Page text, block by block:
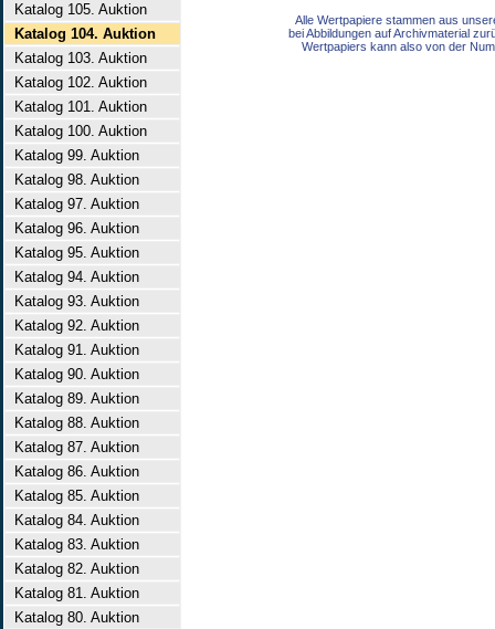
Katalog 105. Auktion
Katalog 104. Auktion
Katalog 103. Auktion
Katalog 102. Auktion
Katalog 101. Auktion
Katalog 100. Auktion
Katalog 99. Auktion
Katalog 98. Auktion
Katalog 97. Auktion
Katalog 96. Auktion
Katalog 95. Auktion
Katalog 94. Auktion
Katalog 93. Auktion
Katalog 92. Auktion
Katalog 91. Auktion
Katalog 90. Auktion
Katalog 89. Auktion
Katalog 88. Auktion
Katalog 87. Auktion
Katalog 86. Auktion
Katalog 85. Auktion
Katalog 84. Auktion
Katalog 83. Auktion
Katalog 82. Auktion
Katalog 81. Auktion
Katalog 80. Auktion
Alle Wertpapiere stammen aus
bei Abbildungen auf Archivmaterial
Wertpapiers kann also von der